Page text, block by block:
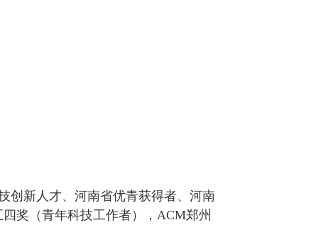
创新人才、河南省优青获得者、河南
奖（青年科技工作者），ACM郑州